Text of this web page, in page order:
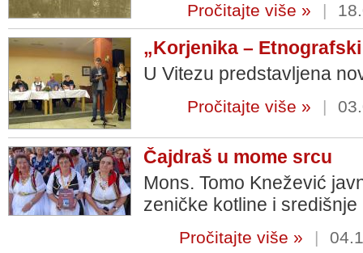
Pročitajte više » |
„Korjenika –
U Vitezu predstavljena
Pročitajte više » |
Čajdraš u mome srcu
Mons. Tomo Knežević
zeničke kotline i središnje
Pročitajte više » |